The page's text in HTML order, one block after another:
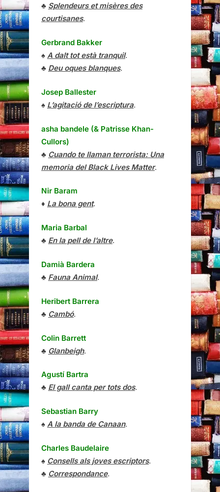
♣ Splendeurs et misères des
courtisanes.
Gerbrand Bakker
♠ A dalt tot està tranquil.
♣ Deu oques blanques.
Josep Ballester
♠ L’agitació de l’escriptura.
asha bandele (& Patrisse Khan-
Cullors)
♣ Cuando te llaman terrorista: Una
memoria del Black Lives Matter.
Nir Baram
♦ La bona gent.
Maria Barbal
♣ En la pell de l’altre.
Damià Bardera
♣ Fauna Animal.
Heribert Barrera
♣ Cambó.
Colin Barrett
♣ Glanbeigh.
Agustí Bartra
♣ El gall canta per tots dos.
Sebastian Barry
♠ A la banda de Canaan.
Charles Baudelaire
♠ Consells als joves escriptors.
♣ Correspondance.